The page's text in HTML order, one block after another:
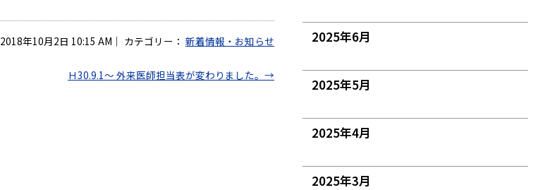
2018年10月2日 10:15 AM ｜ カテゴリー： 新着情報・お知らせ
Ｈ30.9.1～ 外来医師担当表が変わりました。 →
2025年6月
2025年5月
2025年4月
2025年3月